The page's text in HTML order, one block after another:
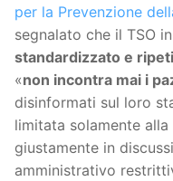
per la Prevenzione
segnalato che il TSO
standardizzato e
«non incontra mai i
disinformati sul loro
limitata solamente
giustamente in
amministrativo